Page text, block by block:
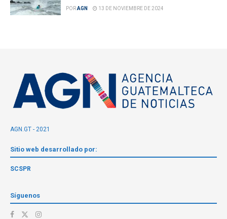
PORAGN 13 DE NOVIEMBRE DE 2024
AGN.GT - 2021
Sitio web desarrollado por:
SCSPR
Síguenos